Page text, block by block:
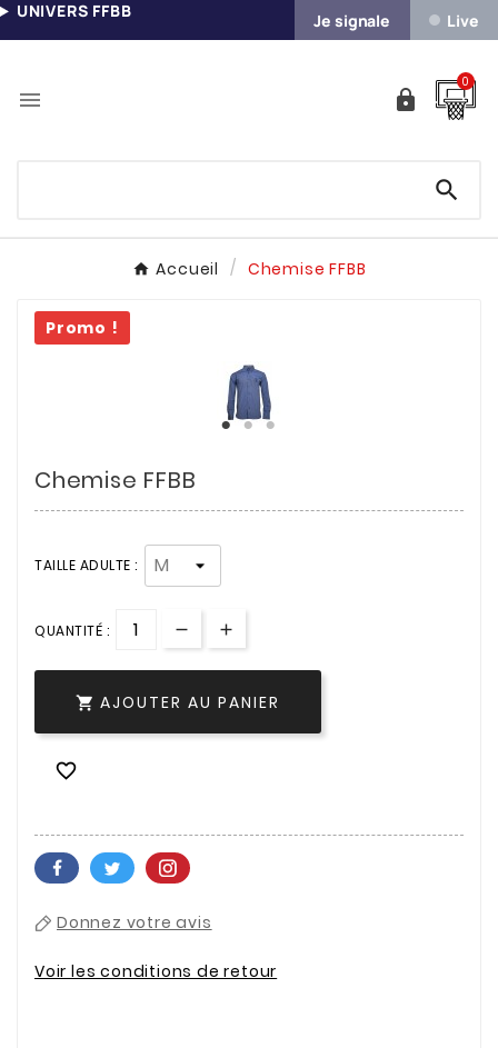
UNIVERS FFBB Je signale Live
 
0

Accueil Chemise FFBB
Promo !
Chemise FFBB
TAILLE ADULTE :
QUANTITÉ :
 AJOUTER AU PANIER

Donnez votre avis
Voir les conditions de retour